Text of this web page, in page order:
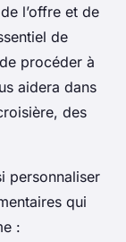
l’offre et de
de
procéder à
aidera dans
des
personnaliser
qui
: